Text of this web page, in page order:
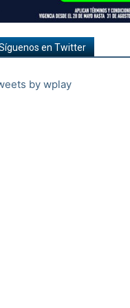
en Twitter
by wplay